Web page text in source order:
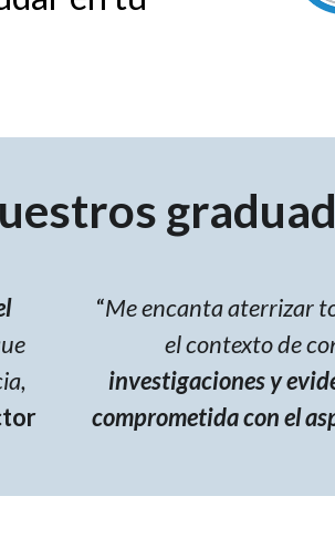
“Me encanta aterrizar
el contexto de
investigaciones y
comprometida con el